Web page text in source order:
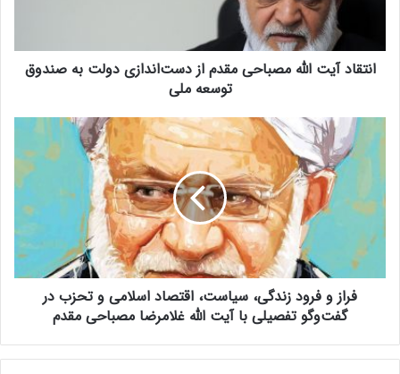
ت
ب
ا
ح
ی
ق
ز
انتقاد آیت الله مصباحی مقدم از دست‌اندازی دولت به صندوق
توسعه ملی
ز
و
ر
د
گ
فراز و فرود زندگی، سیاست، اقتصاد اسلامی و تحزب در
گفت‌وگو تفصیلی با آیت الله غلامرضا مصباحی مقدم